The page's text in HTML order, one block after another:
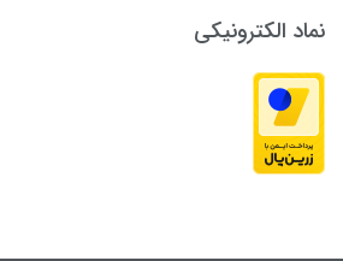
نماد الکترونیکی